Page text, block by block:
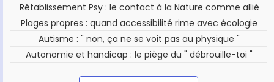
Rétablissement Psy : le contact à la Nature comme allié
Plages propres : quand accessibilité rime avec écologie
Autisme : " non, ça ne se voit pas au physique "
Autonomie et handicap : le piège du " débrouille-toi "